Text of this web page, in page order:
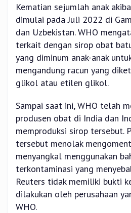
Kematian sejumlah anak
dimulai pada Juli 2022 di
dan Uzbekistan. WHO
terkait dengan sirop obat
yang diminum anak-anak
mengandung racun yang
glikol atau etilen glikol.
Sampai saat ini, WHO telah
produsen obat di India dan
memproduksi sirop tersebut.
tersebut menolak
menyangkal menggunakan
terkontaminasi yang
Reuters tidak memiliki bukti
dilakukan oleh perusahaan
WHO.